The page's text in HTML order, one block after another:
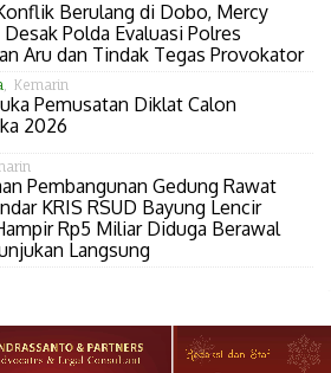
Berulang di Dobo, Mercy
Polda Evaluasi Polres
Aru dan Tindak Tegas Provokator
, Kemarin
Pemusatan Diklat Calon
2026
Pembangunan Gedung Rawat
KRIS RSUD Bayung Lencir
Rp5 Miliar Diduga Berawal
Langsung